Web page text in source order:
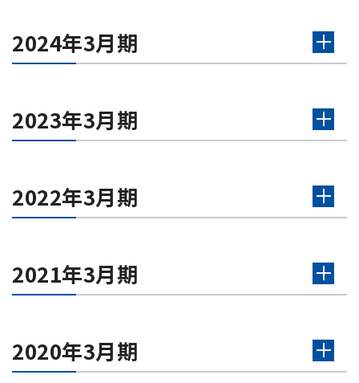
2024年3月期
2023年3月期
2022年3月期
2021年3月期
2020年3月期